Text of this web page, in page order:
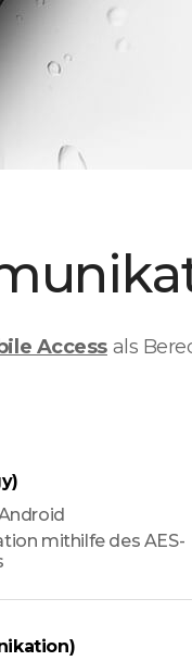
Accessals
mithilfe des AES-